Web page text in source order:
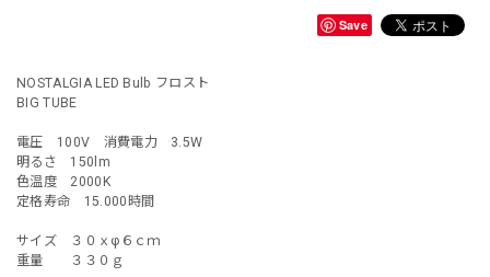
Save
NOSTALGIA LED Bulb フロスト
BIG TUBE
電圧 100V 消費電力 3.5W
明るさ 150lm
色温度 2000K
定格寿命 15.000時間
サイズ ３０ｘφ６ｃｍ
重量 ３３０ｇ